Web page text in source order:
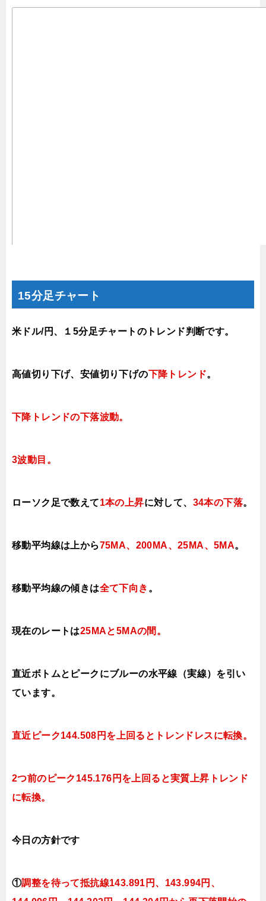
15分足チャート
米ドル/円、１5分足チャートのトレンド判断です。
高値切り下げ、安値切り下げの下降トレンド。
下降トレンドの下落波動。
3波動目。
ローソク足で数えて1本の上昇に対して、 34本の下落。
移動平均線は上から75MA、200MA、25MA、5MA。
移動平均線の傾きは全て下向き 。
現在のレートは25MAと5MAの間 。
直近ボトムとピークにブルーの水平線（実線）を引い
ています。
直近ピーク144.508円を上回ると トレンドレスに転換。
2つ前のピーク145.176円を上回ると実質上昇トレンド
に転換。
今日 の方針です
①調整を待って抵抗線143.891 円、143.994円 、